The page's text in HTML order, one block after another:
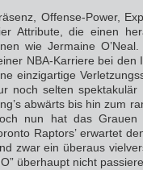
Offense-Power,
Attribute, die einen
wie Jermaine
NBA-Karriere bei den
einzigartige
noch selten spektakulär
abwärts bis hin zum
nun hat das
Raptors’ erwartet
zwar ein überaus
überhaupt nicht